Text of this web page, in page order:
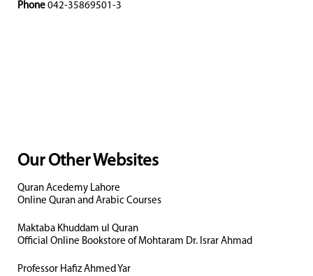
Phone 042-35869501-3
Our Other Websites
Quran Acedemy Lahore
Online Quran and Arabic Courses
Maktaba Khuddam ul Quran
Official Online Bookstore of Mohtaram Dr. Israr Ahmad
Professor Hafiz Ahmed Yar